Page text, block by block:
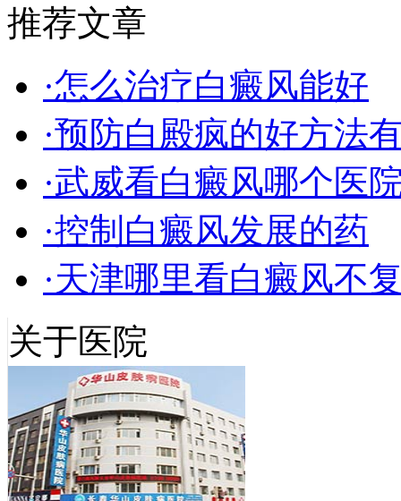
推荐文章
·怎么治疗白癜风能好
·预防白殿疯的好方法
·武威看白癜风哪个医
·控制白癜风发展的药
·天津哪里看白癜风不
关于医院